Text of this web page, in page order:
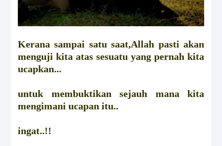
Kerana sampai satu saat,Allah pasti akan
menguji kita atas sesuatu yang pernah kita
ucapkan...
untuk membuktikan sejauh mana kita
mengimani ucapan itu..
ingat..!!